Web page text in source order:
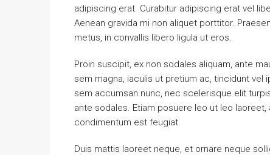
adipiscing erat. Curabitur adipiscing erat vel
Aenean gravida mi non aliquet porttitor.
metus, in convallis libero ligula ut eros.
Proin suscipit, ex non sodales aliquam, ante
sem magna, iaculis ut pretium ac, tincidunt
sem accumsan nunc, nec scelerisque elit
ante sodales. Etiam posuere leo ut leo
condimentum est feugiat.
Duis mattis laoreet neque, et ornare neque